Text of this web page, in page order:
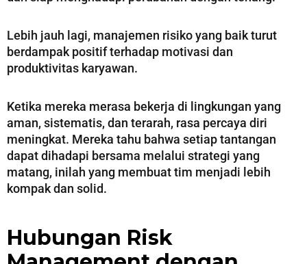
Lebih jauh lagi, manajemen risiko yang baik turut
berdampak positif terhadap motivasi dan
produktivitas karyawan.
Ketika mereka merasa bekerja di lingkungan yang
aman, sistematis, dan terarah, rasa percaya diri
meningkat. Mereka tahu bahwa setiap tantangan
dapat dihadapi bersama melalui strategi yang
matang, inilah yang membuat tim menjadi lebih
kompak dan solid.
Hubungan Risk